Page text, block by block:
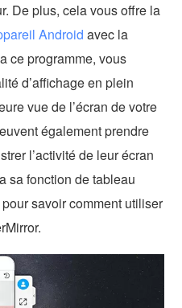
De plus, cela vous offre la
Android avec la
ce programme, vous
d’affichage en plein
vue de l’écran de votre
également prendre
l’activité de leur écran
sa fonction de tableau
savoir comment utiliser